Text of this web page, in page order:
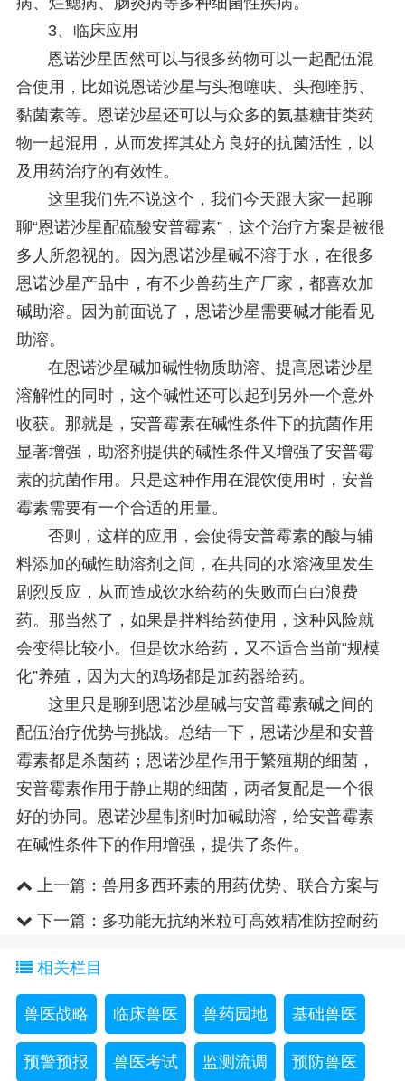
3、临床应用
恩诺沙星固然可以与很多药物可以一起配伍混
合使用，比如说恩诺沙星与头孢噻呋、头孢喹肟、
黏菌素等。恩诺沙星还可以与众多的氨基糖苷类药
物一起混用，从而发挥其处方良好的抗菌活性，以
及用药治疗的有效性。
这里我们先不说这个，我们今天跟大家一起聊
聊“恩诺沙星配硫酸安普霉素”，这个治疗方案是被很
多人所忽视的。因为恩诺沙星碱不溶于水，在很多
恩诺沙星产品中，有不少兽药生产厂家，都喜欢加
碱助溶。因为前面说了，恩诺沙星需要碱才能看见
助溶。
在恩诺沙星碱加碱性物质助溶、提高恩诺沙星
溶解性的同时，这个碱性还可以起到另外一个意外
收获。那就是，安普霉素在碱性条件下的抗菌作用
显著增强，助溶剂提供的碱性条件又增强了安普霉
素的抗菌作用。只是这种作用在混饮使用时，安普
霉素需要有一个合适的用量。
否则，这样的应用，会使得安普霉素的酸与辅
料添加的碱性助溶剂之间，在共同的水溶液里发生
剧烈反应，从而造成饮水给药的失败而白白浪费
药。那当然了，如果是拌料给药使用，这种风险就
会变得比较小。但是饮水给药，又不适合当前“规模
化”养殖，因为大的鸡场都是加药器给药。
这里只是聊到恩诺沙星碱与安普霉素碱之间的
配伍治疗优势与挑战。总结一下，恩诺沙星和安普
霉素都是杀菌药；恩诺沙星作用于繁殖期的细菌，
安普霉素作用于静止期的细菌，两者复配是一个很
好的协同。恩诺沙星制剂时加碱助溶，给安普霉素
在碱性条件下的作用增强，提供了条件。
上一篇： 兽用多西环素的用药优势、联合方案与
禁忌下一篇： 多功能无抗纳米粒可高效精准防控耐药
相关栏目
兽医战略 临床兽医 兽药园地 基础兽医
预警预报 兽医考试 监测流调 预防兽医